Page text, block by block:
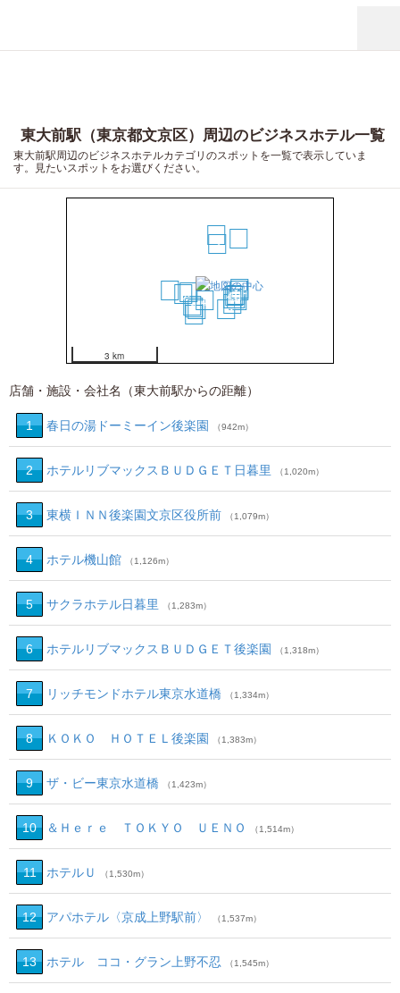
東大前駅（東京都文京区）周辺のビジネスホテル一覧
東大前駅周辺のビジネスホテルカテゴリのスポットを一覧で表示していま
す。見たいスポットをお選びください。
1
2
3 4
5
789
10
11
12
13
14
15
16
17
1920
3 km
店舗・施設・会社名（東大前駅からの距離）
1 春日の湯ドーミーイン後楽園 （942m）
2 ホテルリブマックスＢＵＤＧＥＴ日暮里 （1,020m）
3 東横ＩＮＮ後楽園文京区役所前 （1,079m）
4 ホテル機山館 （1,126m）
5 サクラホテル日暮里 （1,283m）
6 ホテルリブマックスＢＵＤＧＥＴ後楽園 （1,318m）
7 リッチモンドホテル東京水道橋 （1,334m）
8 ＫＯＫＯ ＨＯＴＥＬ後楽園 （1,383m）
9 ザ・ビー東京水道橋 （1,423m）
10 ＆Ｈｅｒｅ ＴＯＫＹＯ ＵＥＮＯ （1,514m）
11 ホテルＵ （1,530m）
12 アパホテル〈京成上野駅前〉 （1,537m）
13 ホテル ココ・グラン上野不忍 （1,545m）